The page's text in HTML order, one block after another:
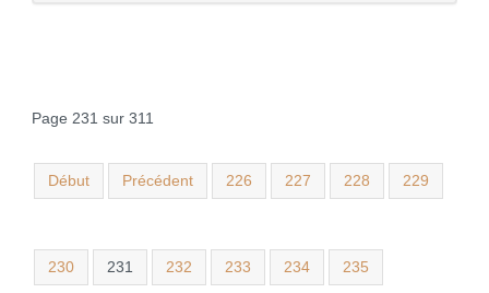
Page 231 sur 311
Début Précédent 226 227 228 229
230 231 232 233 234 235